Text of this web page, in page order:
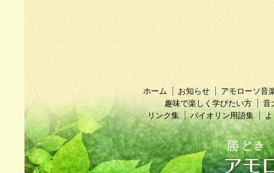
ホーム お知らせ
アモローソ音
趣味で楽しく学びたい方
音
リンク集
バイオリン用語集